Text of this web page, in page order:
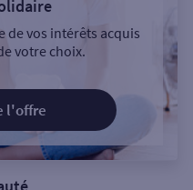
de vos intérêts acquis
votre choix.
l'offre